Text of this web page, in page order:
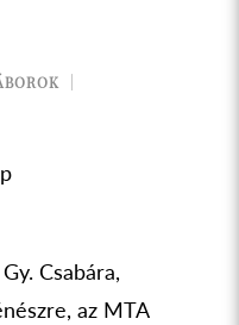
Csabára,
az MTA